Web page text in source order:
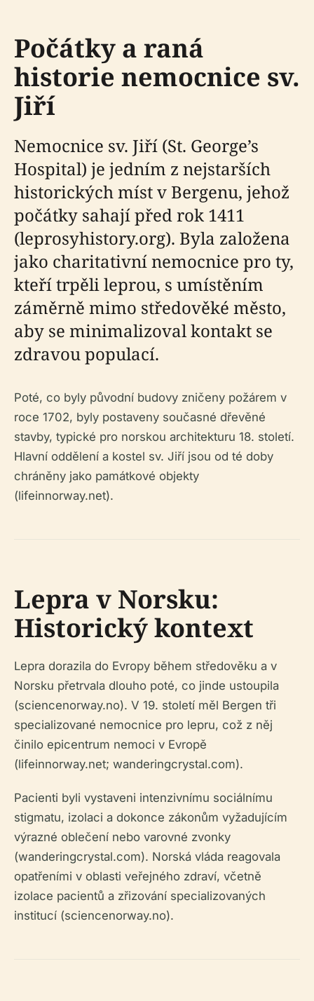
Počátky a raná
historie nemocnice sv.
Jiří
Nemocnice sv. Jiří (St. George’s
Hospital) je jedním z nejstarších
historických míst v Bergenu, jehož
počátky sahají před rok 1411
(leprosyhistory.org). Byla založena
jako charitativní nemocnice pro ty,
kteří trpěli leprou, s umístěním
záměrně mimo středověké město,
aby se minimalizoval kontakt se
zdravou populací.
Poté, co byly původní budovy zničeny požárem v
roce 1702, byly postaveny současné dřevěné
stavby, typické pro norskou architekturu 18. století.
Hlavní oddělení a kostel sv. Jiří jsou od té doby
chráněny jako památkové objekty
(lifeinnorway.net).
Lepra v Norsku:
Historický kontext
Lepra dorazila do Evropy během středověku a v
Norsku přetrvala dlouho poté, co jinde ustoupila
(sciencenorway.no). V 19. století měl Bergen tři
specializované nemocnice pro lepru, což z něj
činilo epicentrum nemoci v Evropě
(lifeinnorway.net; wanderingcrystal.com).
Pacienti byli vystaveni intenzivnímu sociálnímu
stigmatu, izolaci a dokonce zákonům vyžadujícím
výrazné oblečení nebo varovné zvonky
(wanderingcrystal.com). Norská vláda reagovala
opatřeními v oblasti veřejného zdraví, včetně
izolace pacientů a zřizování specializovaných
institucí (sciencenorway.no).